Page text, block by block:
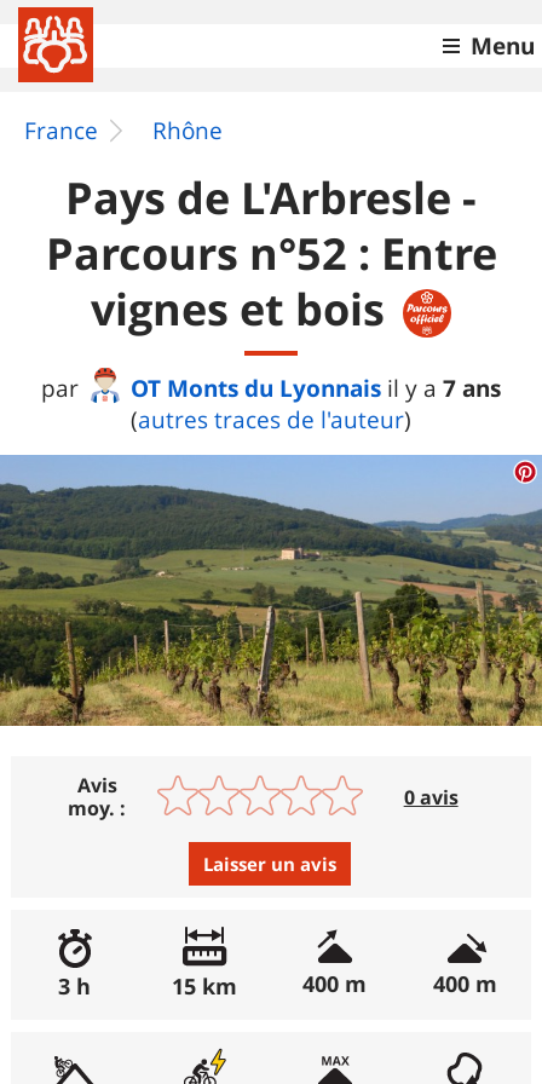
Menu
France Rhône
Pays de L'Arbresle -
Parcours n°52 : Entre
vignes et bois
par OT Monts du Lyonnais il y a 7 ans
(autres traces de l'auteur)
Avis
moy. :
0 avis
Laisser un avis
Excellent
0%
Moyen
3 h 15 km 400 m 400 m